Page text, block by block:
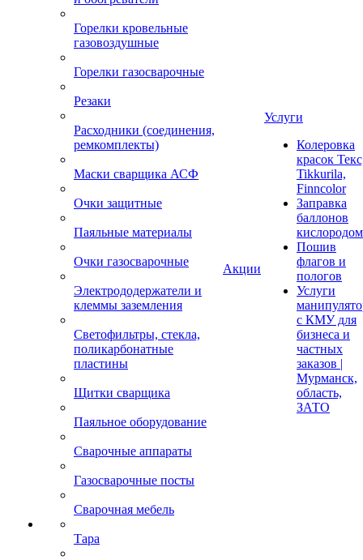
Горелки кровельные
газовоздушные
Горелки газосварочные
Резаки
Расходники (соединения,
ремкомплекты)
Маски сварщика АСФ
Очки защитные
Паяльные материалы
Очки газосварочные
Электрододержатели и
клеммы заземления
Светофильтры, стекла,
поликарбонатные
пластины
Щитки сварщика
Паяльное оборудование
Сварочные аппараты
Газосварочные посты
Сварочная мебель
Тара
Акции
Услуги
Колеровка
красок
Tikkurila,
Finncolor
Заправка
баллонов
кислородом
Пошив
флагов и
пологов
Услуги
с КМУ для
бизнеса и
частных
заказов |
Мурманск,
область,
ЗАТО